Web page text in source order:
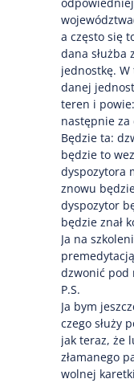
a często się
dana służba
jednostkę.
danej
teren i
następnie
Będzie ta:
będzie to
dyspozytora
znowu
dyspozytor
będzie znał
Ja na
dzwonić pod
P.S.
Ja bym
czego służy
jak teraz, że
złamanego
wolnej